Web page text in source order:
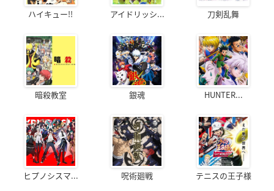
ハイキュー!! アイドリッシ... 刀剣乱舞
暗殺教室 銀魂 HUNTER...
ヒプノシスマ... 呪術廻戦 テニスの王子様